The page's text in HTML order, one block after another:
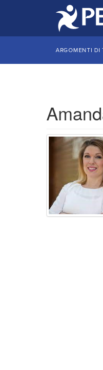
ARGOMENTI DI